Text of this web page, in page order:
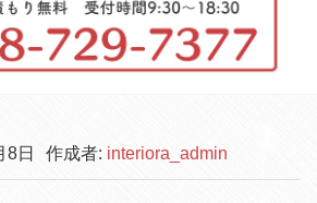
8日 作成者: interiora_admin